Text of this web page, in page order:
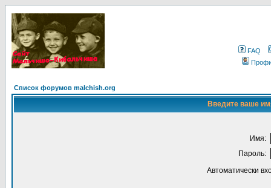
FAQ
Список форумов malchish.org
Введите ваше
Имя:
Пароль:
Автоматически